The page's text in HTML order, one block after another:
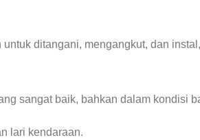
ditangani, mengangkut, dan
sangat baik, bahkan dalam kondisi
lari kendaraan.